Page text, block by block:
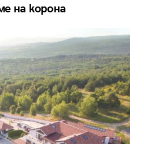
на корона